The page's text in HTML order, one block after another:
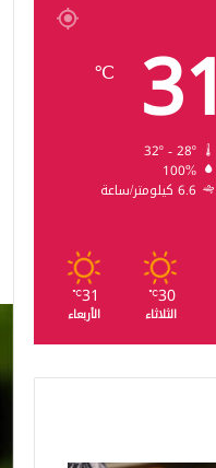
31
℃
32º - 28º
100%
6.6 كيلومتر/ساعة
30
℃
الثلاثاء
31
℃
الأربعاء